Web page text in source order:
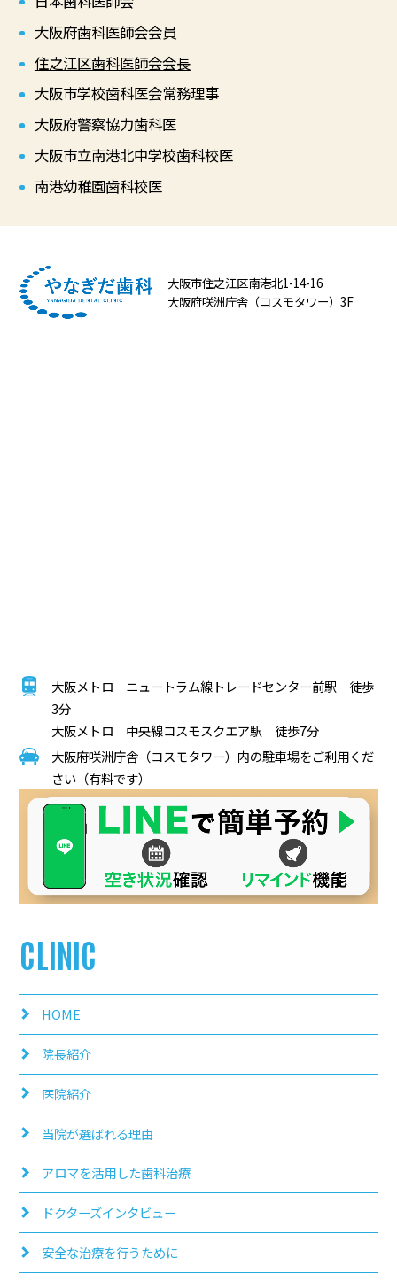
大阪府歯科医師会会員
住之江区歯科医師会会長
大阪市学校歯科医会常務理事
大阪府警察協力歯科医
大阪市立南港北中学校歯科校医
南港幼稚園歯科校医
大阪市住之江区南港北1-14-16
大阪府咲洲庁舎（コスモタワー）3F
大阪メトロ ニュートラム線トレードセンター前駅 徒歩
3分
大阪メトロ 中央線コスモスクエア駅 徒歩7分
大阪府咲洲庁舎（コスモタワー）内の駐車場をご利用くだ
さい（有料です）
CLINIC
HOME
院長紹介
医院紹介
当院が選ばれる理由
アロマを活用した歯科治療
ドクターズインタビュー
安全な治療を行うために